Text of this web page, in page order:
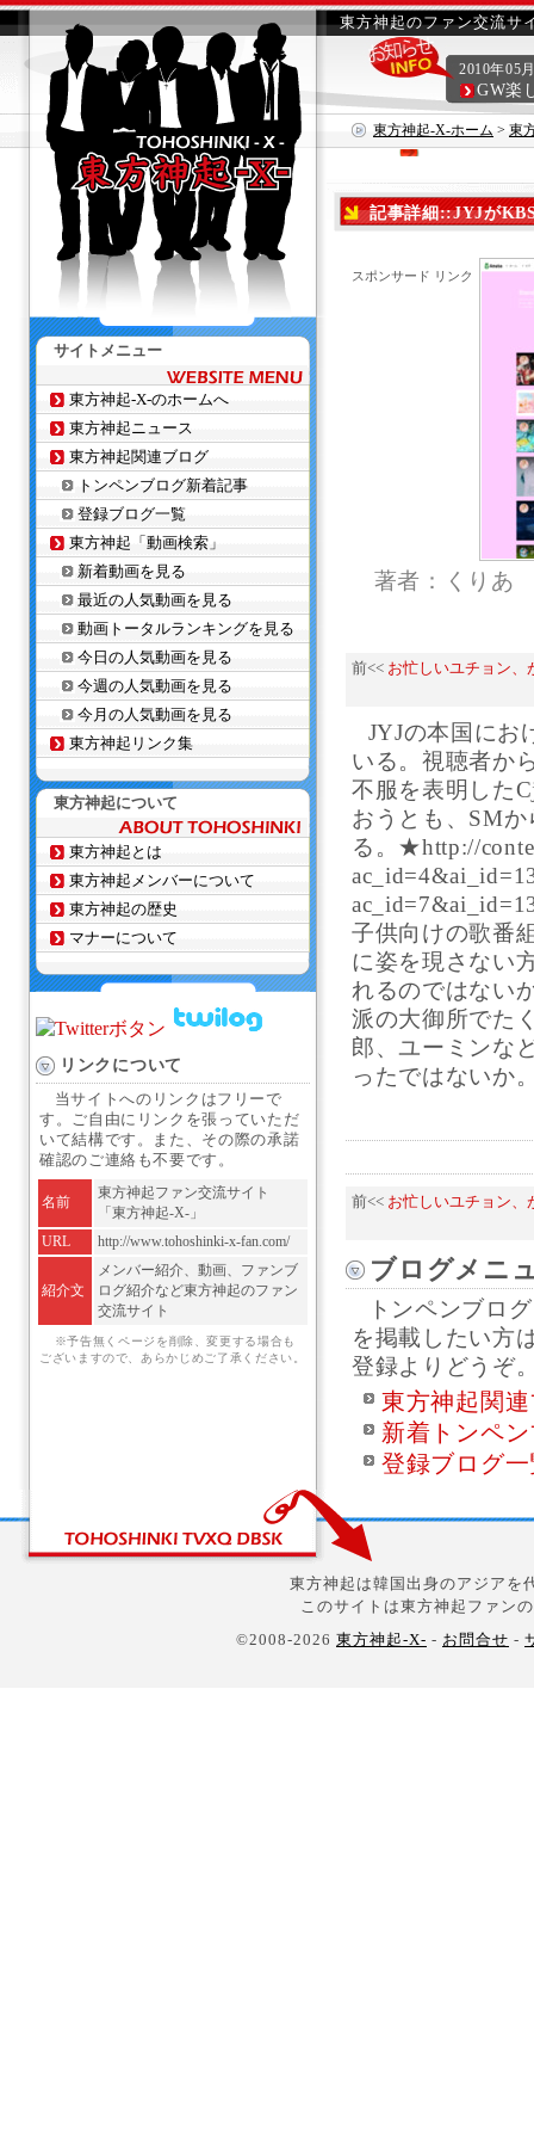
東方神起のファン交流サ
東方神起-X-ホーム > 東
2010年05
GW楽
記事詳細::JYJが
スポンサード リンク
著者：くりあ
前<< お忙しいユチョン、
JYJの本国にお
いる。視聴者か
不服を表明した
おうとも、SM
る。★http://
子供向けの歌番
に姿を現さない
れるのではない
派の大御所でた
郎、ユーミンな
ったではないか
前<< お忙しいユチョン、
ブログメニ
トンペンブロ
を掲載したい方
登録よりどうぞ
東方神起関
新着トンペ
登録ブログ
サイトメニュー
東方神起-X-のホームへ
東方神起ニュース
東方神起関連ブログ
トンペンブログ新着記事
登録ブログ一覧
東方神起「動画検索」
新着動画を見る
最近の人気動画を見る
動画トータルランキングを見る
今日の人気動画を見る
今週の人気動画を見る
今月の人気動画を見る
東方神起リンク集
東方神起について
東方神起とは
東方神起メンバーについて
東方神起の歴史
マナーについて
リンクについて
当サイトへのリンクはフリーで
す。ご自由にリンクを張っていただ
いて結構です。また、その際の承諾
確認のご連絡も不要です。
名前
東方神起ファン交流サイト
「東方神起-X-」
URL
http://www.tohoshinki-x-fan.com/
紹介文
メンバー紹介、動画、ファンブ
ログ紹介など東方神起のファン
交流サイト
※予告無くページを削除、変更する場合も
ございますので、あらかじめご了承ください。
東方神起は韓国出身のアジアを
このサイトは東方神起ファン
©2008-2026 東方神起-X- - お問合せ -